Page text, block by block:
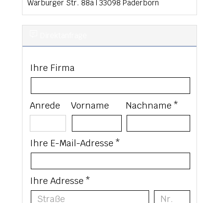
Warburger Str. 88a 33098 Paderborn
Ihre Firma
Anrede Vorname Nachname *
Ihre E-Mail-Adresse *
Ihre Adresse *